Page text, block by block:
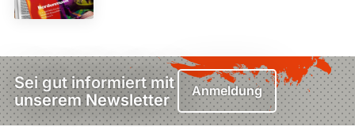
Sei gut informiert mit
unserem Newsletter
Anmeldung